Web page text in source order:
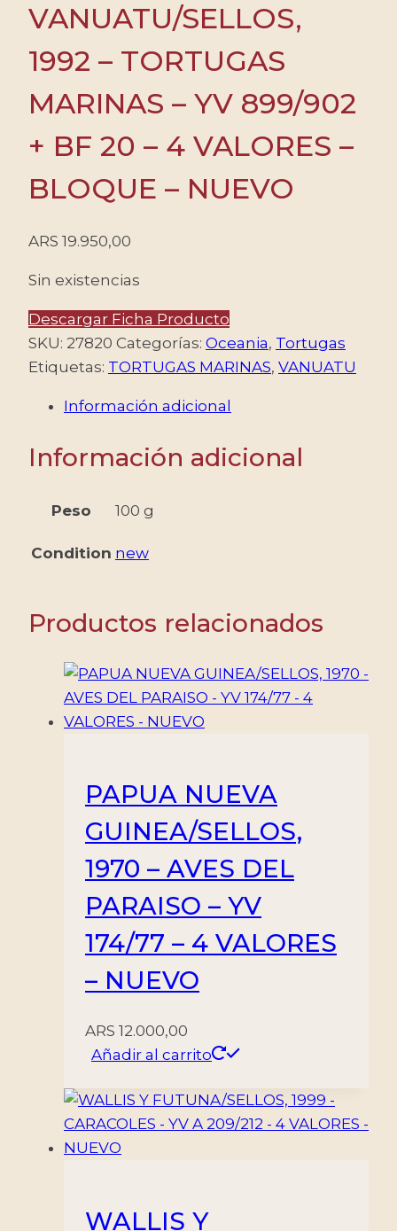
VANUATU/SELLOS,
1992 – TORTUGAS
MARINAS – YV 899/902
+ BF 20 – 4 VALORES –
BLOQUE – NUEVO
ARS 19.950,00
Sin existencias
Descargar Ficha Producto
SKU: 27820 Categorías: Oceania, Tortugas
Etiquetas: TORTUGAS MARINAS, VANUATU
Información adicional
Información adicional
Peso 100 g
Condition new
Productos relacionados
PAPUA NUEVA
GUINEA/SELLOS,
1970 – AVES DEL
PARAISO – YV
174/77 – 4 VALORES
– NUEVO
ARS 12.000,00
Añadir al carrito
WALLIS Y